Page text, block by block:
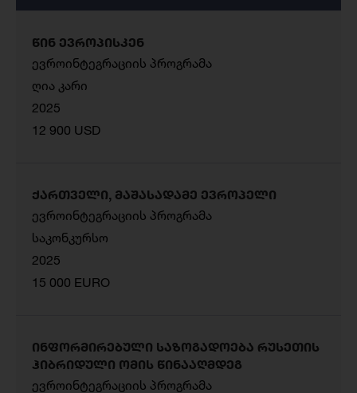
წინ ევროპისკენ
ევროინტეგრაციის პროგრამა
ღია კარი
2025
12 900 USD
ქართველი, მაშასადამე ევროპელი
ევროინტეგრაციის პროგრამა
საკონკურსო
2025
15 000 EURO
ინფორმირებული საზოგადოება რუსეთის
ჰიბრიდული ომის წინააღმდეგ
ევროინტეგრაციის პროგრამა